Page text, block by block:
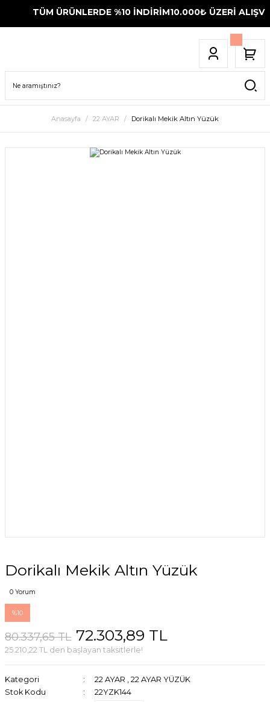
TÜM ÜRÜNLERDE %10 İNDİRİM10.000₺ ÜZERİ
Anasayfa 22 AYAR Dorikalı Mekik Altın Yüzük
Dorikalı Mekik Altın Yüzük
0 Yorum
%10
80.337,65 TL 72.303,89 TL
25.210,22 TL den başlayan taksitlerle!
Kategori 22 AYAR , 22 AYAR YÜZÜK
Stok Kodu
22YZK144